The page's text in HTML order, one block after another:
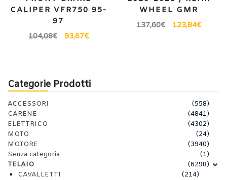
CALIPER VFR750 95-
97
104,08€ 93,67€
WHEEL GMR
137,60€ 123,84€
Categorie Prodotti
ACCESSORI
(558)
CARENE
(4841)
ELETTRICO
(4302)
MOTO
(24)
MOTORE
(3940)
Senza categoria
(1)
TELAIO
(6298)
CAVALLETTI
(214)